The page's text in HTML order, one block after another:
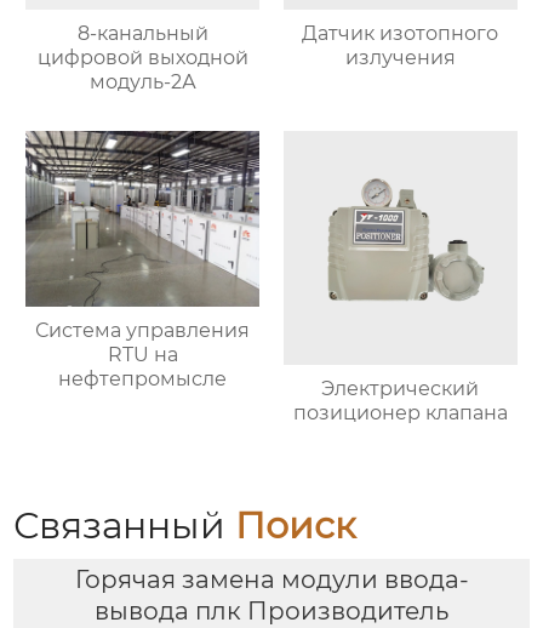
8-канальный
цифровой выходной
модуль-2А
Датчик изотопного
излучения
Система управления
RTU на
нефтепромысле
Электрический
позиционер клапана
Связанный Поиск
Горячая замена модули ввода-
вывода плк Производитель